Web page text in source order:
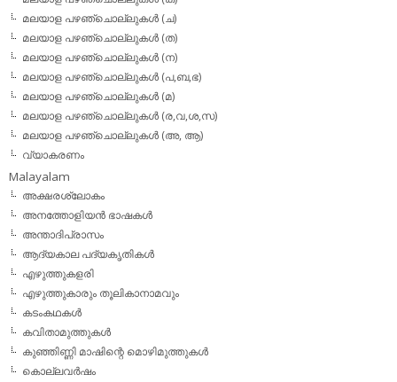
മലയാള പഴഞ്ചൊല്ലുകള്‍ (ച)
മലയാള പഴഞ്ചൊല്ലുകള്‍ (ത)
മലയാള പഴഞ്ചൊല്ലുകള്‍ (ന)
മലയാള പഴഞ്ചൊല്ലുകള്‍ (പ,ബ,ഭ)
മലയാള പഴഞ്ചൊല്ലുകള്‍ (മ)
മലയാള പഴഞ്ചൊല്ലുകള്‍ (ര,വ,ശ,സ)
മലയാള പഴഞ്ചൊല്ലുകൾ (അ, ആ)
വ്യാകരണം
Malayalam
അക്ഷരശ്ലോകം
അനത്തോളിയന്‍ ഭാഷകള്‍
അന്താദിപ്രാസം
ആദ്യകാല പദ്യകൃതികള്‍
എഴുത്തുകളരി
എഴുത്തുകാരും തൂലികാനാമവും
കടംകഥകള്‍
കവിതാമുത്തുകള്‍
കുഞ്ഞിണ്ണി മാഷിന്റെ മൊഴിമുത്തുകള്‍
കൊല്ലവര്‍ഷം